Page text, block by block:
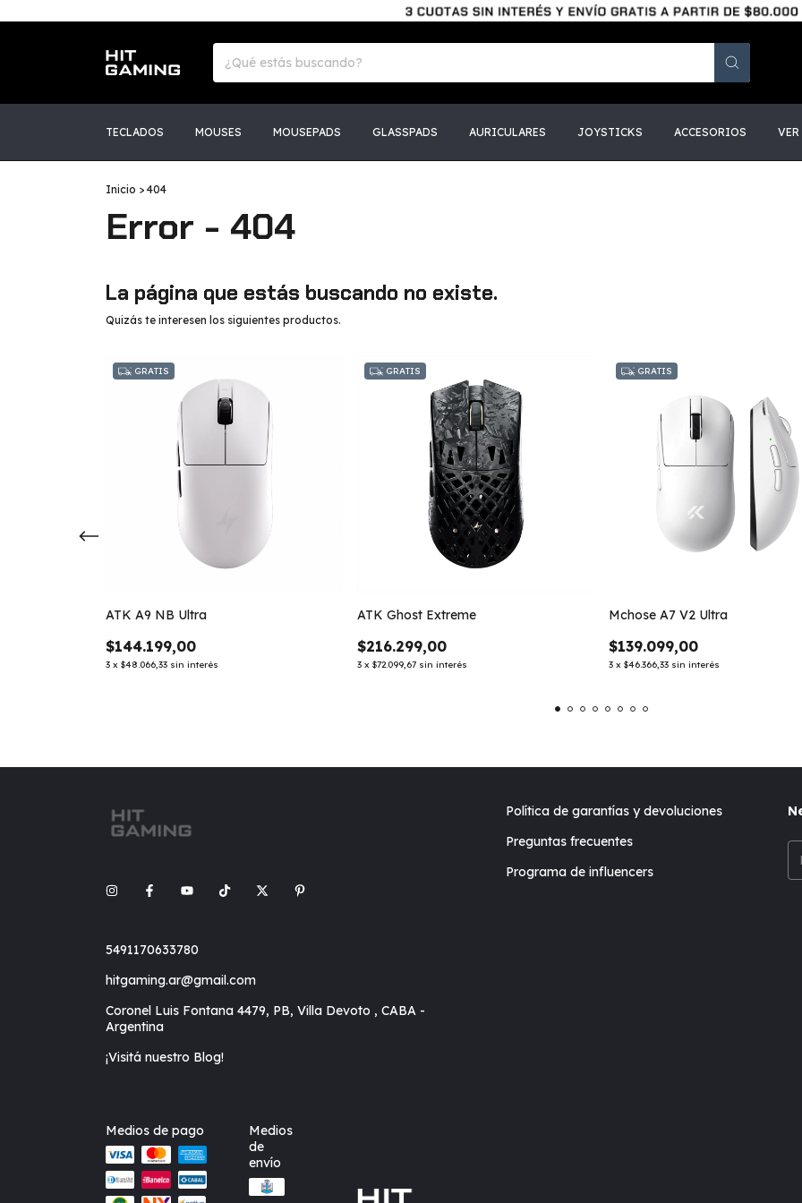
TECLADOS MOUSES MOUSEPADS GLASSPADS AURICULARES JOYSTICKS ACCESORIOS
Inicio > 404
Error - 404
La página que estás buscando no existe.
Quizás te interesen los siguientes productos.
GRATIS
ATK A9 NB Ultra
$144.199,00
3 x $48.066,33 sin interés
GRATIS
ATK Ghost Extreme
$216.299,00
3 x $72.099,67 sin interés
GRATIS
Mchose A7 V2 Ultra
$139.099,00
3 x $46.366,33 sin interés
5491170633780
hitgaming.ar@gmail.com
Coronel Luis Fontana 4479, PB, Villa Devoto , CABA -
Argentina
¡Visitá nuestro Blog!
Política de garantías y devoluciones
Preguntas frecuentes
Programa de influencers
Medios de pago
Medios
de
envío